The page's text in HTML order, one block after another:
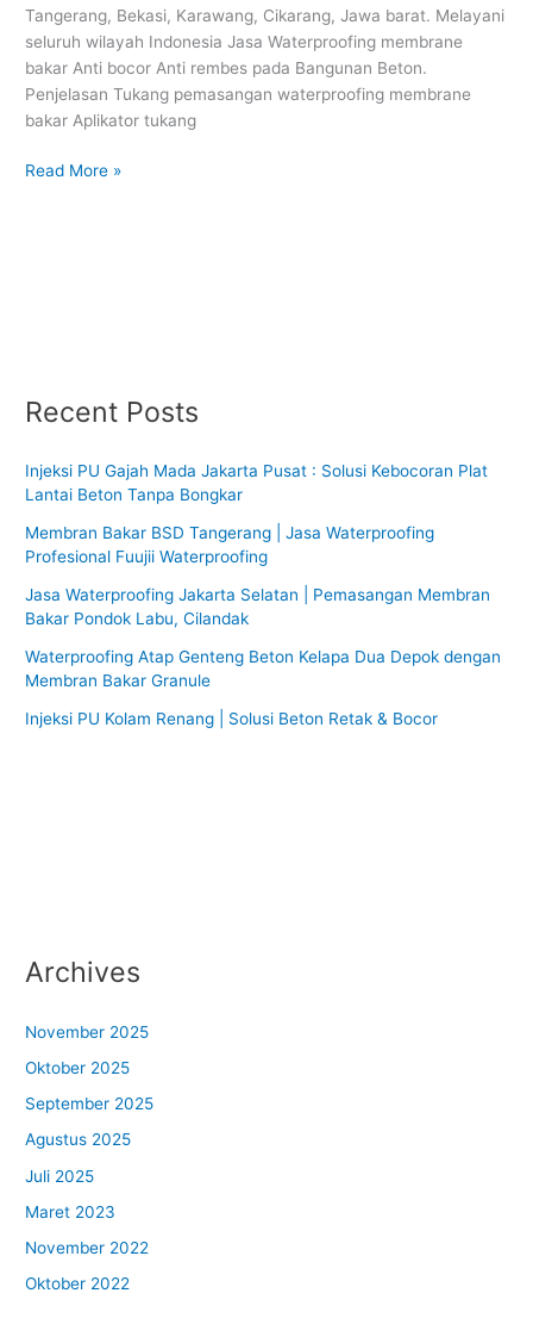
Tangerang, Bekasi, Karawang, Cikarang, Jawa barat. Melayani
seluruh wilayah Indonesia Jasa Waterproofing membrane
bakar Anti bocor Anti rembes pada Bangunan Beton.
Penjelasan Tukang pemasangan waterproofing membrane
bakar Aplikator tukang
Read More »
Recent Posts
Injeksi PU Gajah Mada Jakarta Pusat : Solusi Kebocoran Plat
Lantai Beton Tanpa Bongkar
Membran Bakar BSD Tangerang | Jasa Waterproofing
Profesional Fuujii Waterproofing
Jasa Waterproofing Jakarta Selatan | Pemasangan Membran
Bakar Pondok Labu, Cilandak
Waterproofing Atap Genteng Beton Kelapa Dua Depok dengan
Membran Bakar Granule
Injeksi PU Kolam Renang | Solusi Beton Retak & Bocor
Archives
November 2025
Oktober 2025
September 2025
Agustus 2025
Juli 2025
Maret 2023
November 2022
Oktober 2022